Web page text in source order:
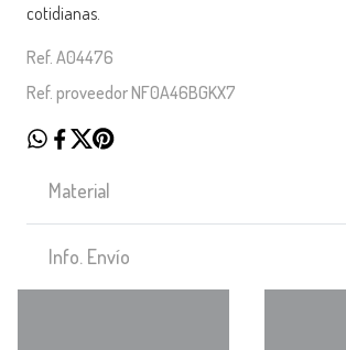
cotidianas.
Ref. A04476
Ref. proveedor NF0A46BGKX7
Material
Info. Envío